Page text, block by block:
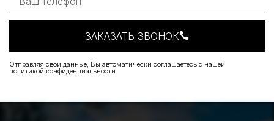
ЗАКАЗАТЬ ЗВОНОК
Отправляя свои данные, Вы автоматически соглашаетесь с нашей
политикой конфиденциальности